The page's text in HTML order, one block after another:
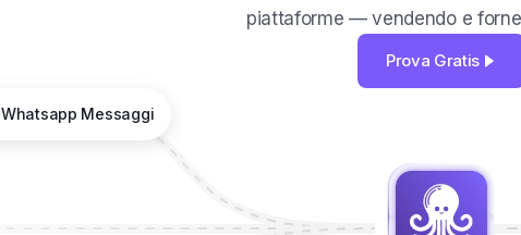
piattaforme — vendendo e
Prova Gratis
Whatsapp Messaggi